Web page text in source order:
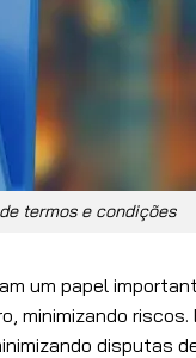
termos e condições
um papel
minimizando
disputas